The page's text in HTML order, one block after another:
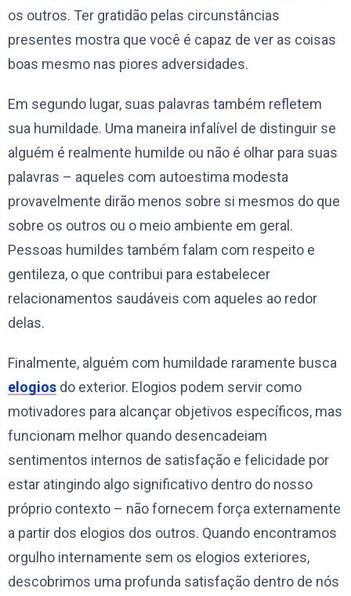
os outros. Ter gratidão pelas circunstâncias
presentes mostra que você é capaz de ver as coisas
boas mesmo nas piores adversidades.
Em segundo lugar, suas palavras também refletem
sua humildade. Uma maneira infalível de distinguir se
alguém é realmente humilde ou não é olhar para suas
palavras – aqueles com autoestima modesta
provavelmente dirão menos sobre si mesmos do que
sobre os outros ou o meio ambiente em geral.
Pessoas humildes também falam com respeito e
gentileza, o que contribui para estabelecer
relacionamentos saudáveis ​​com aqueles ao redor
delas.
Finalmente, alguém com humildade raramente busca
elogios do exterior. Elogios podem servir como
motivadores para alcançar objetivos específicos, mas
funcionam melhor quando desencadeiam
sentimentos internos de satisfação e felicidade por
estar atingindo algo significativo dentro do nosso
próprio contexto – não fornecem força externamente
a partir dos elogios dos outros. Quando encontramos
orgulho internamente sem os elogios exteriores,
descobrimos uma profunda satisfação dentro de nós